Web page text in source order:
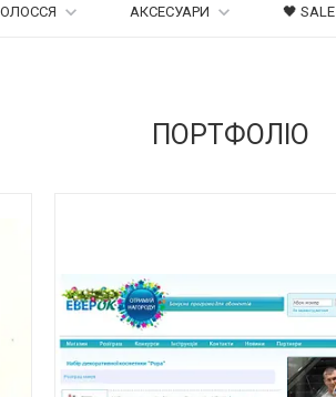
АКСЕСУАРИ 🖤 SALE
ПОРТФОЛІО